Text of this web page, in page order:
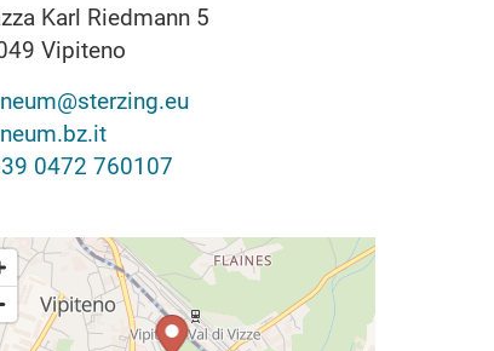
Karl Riedmann 5
Vipiteno
0472 760107